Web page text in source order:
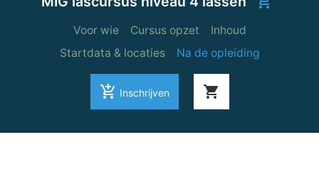
Voor wie Cursus opzet
Inhoud
Startdata & locaties
Na de opleiding
add_shopping_cart Inschrijven shopping_cart